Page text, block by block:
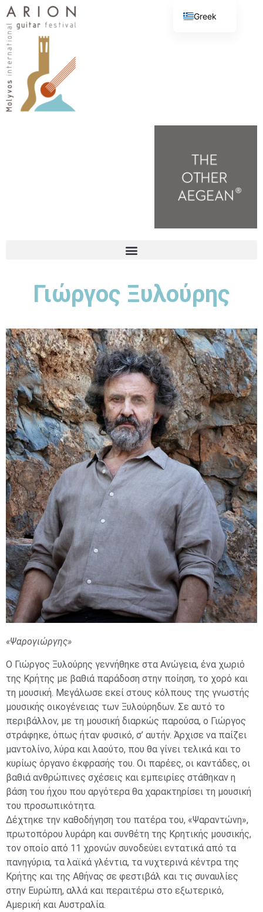
Γιώργος Ξυλούρης
«Ψαρογιώργης»
Ο Γιώργος Ξυλούρης γεννήθηκε στα Ανώγεια, ένα χωριό
της Κρήτης με βαθιά παράδοση στην ποίηση, το χορό και
τη μουσική. Μεγάλωσε εκεί στους κόλπους της γνωστής
μουσικής οικογένειας των Ξυλούρηδων. Σε αυτό το
περιβάλλον, με τη μουσική διαρκώς παρούσα, ο Γιώργος
στράφηκε, όπως ήταν φυσικό, σ’ αυτήν. Άρχισε να παίζει
μαντολίνο, λύρα και λαούτο, που θα γίνει τελικά και το
κυρίως όργανο έκφρασής του. Οι παρέες, οι καντάδες, οι
βαθιά ανθρώπινες σχέσεις και εμπειρίες στάθηκαν η
βάση του ήχου που αργότερα θα χαρακτηρίσει τη μουσική
του προσωπικότητα.
Δέχτηκε την καθοδήγηση του πατέρα του, «Ψαραντώνη»,
πρωτοπόρου λυράρη και συνθέτη της Κρητικής μουσικής,
τον οποίο από 11 χρονών συνοδεύει εντατικά από τα
πανηγύρια, τα λαϊκά γλέντια, τα νυχτερινά κέντρα της
Κρήτης και της Αθήνας σε φεστιβάλ και τις συναυλίες
στην Ευρώπη, αλλά και περαιτέρω στο εξωτερικό,
Αμερική και Αυστραλία.
Greek